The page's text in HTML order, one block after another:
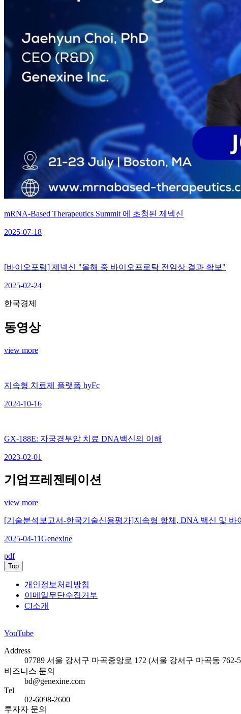
mRNA-Based Therapeutics Summit 에 초청된 제넥신
2025-07-18
[바이오포럼] 제넥신 "올해 중 바이오프로탁 전임상 결과 확보"
2025-02-24
한국경제
동영상
view more
지속형 치료제 플랫폼 hyFc
2024-10-16
GX-188E: 자궁경부암 치료 DNA백신의 이해
2023-02-01
기업프레젠테이션
view more
[기술분석보고서-한국기술신용평가]지속형 항체, DNA 백신 및 바
2025-04-11Genexine
pdf
Top
개인정보처리방침
이메일무단수집거부
CI소개
YouTube
Address
07789 서울 강서구 마곡중앙로 172 (서울 강서구 마곡동 762-
비즈니스 문의
bd@genexine.com
Tel
02-6098-2600
투자자 문의